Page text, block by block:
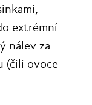
extrémní
nálev za
(čili ovoce